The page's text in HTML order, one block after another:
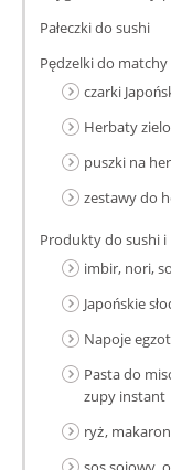
Pałeczki do sushi
Pędzelki do
czarki
Herbaty
puszki na
zestawy do
Produkty do sushi
imbir, nori,
Japońskie
Napoje
Pasta do
zupy instant
ryż,